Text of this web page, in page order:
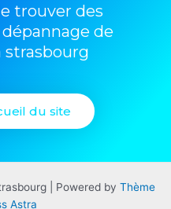
trouver des
de
strasbourg
du site
| Powered by Thème
Astra